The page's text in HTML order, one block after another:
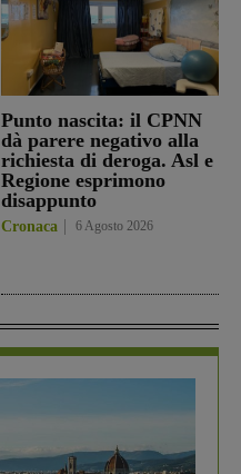
Punto nascita: il CPNN
dà parere negativo alla
richiesta di deroga. Asl e
Regione esprimono
disappunto
Cronaca 6 Agosto 2026